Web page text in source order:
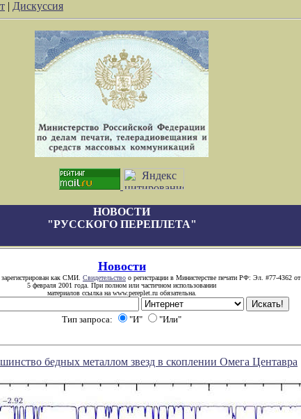
| Дискуссия
НОВОСТИ
"РУССКОГО ПЕРЕПЛЕТА"
Новости
как СМИ. Свидетельство о регистрации в Министерстве печати РФ: Эл. #77-4362 от
5 февраля 2001 года. При полном или частичном использовании
материалов ссылка на www.pereplet.ru обязательна.
Тип запроса: "И" "Или"
бедных металлом звезд в скоплении Омега Центавра